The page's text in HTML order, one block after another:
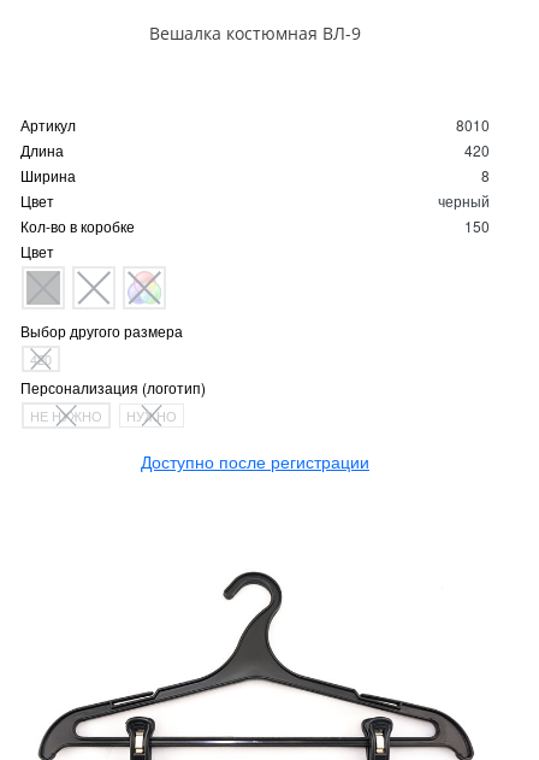
Вешалка костюмная ВЛ-9
Артикул
8010
Длина
420
Ширина
8
Цвет
черный
Кол-во в коробке
150
Цвет
Выбор другого размера
420
Персонализация (логотип)
НЕ НУЖНО НУЖНО
Доступно после регистрации